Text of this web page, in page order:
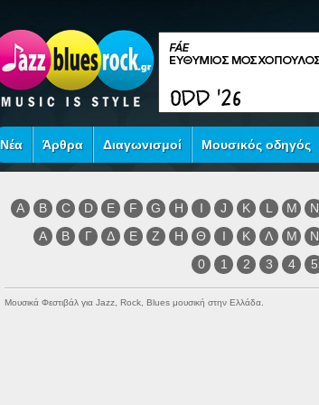
Νέα Άρθρα Διαγωνισμοί Μουσικός οδηγός
A B C D E F G H I J K L M N
Α
Β Γ Δ Ε Ζ Η Θ Ι Κ Λ Μ Ν
0
1 2 3 4 5
Μουσικά Φεστιβάλ για Jazz, Rock, Blues μουσική στην Ελλάδα.